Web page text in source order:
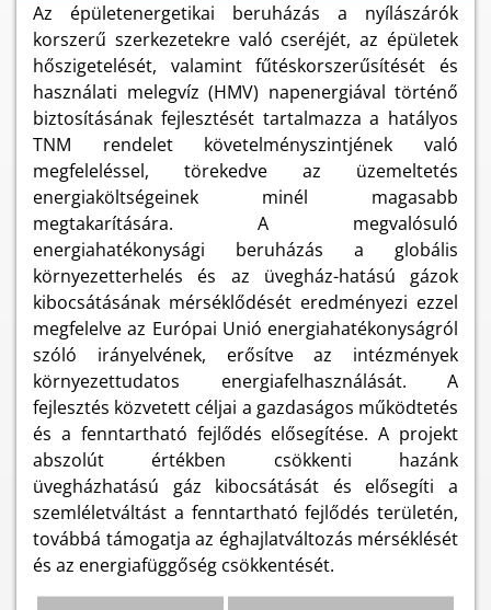
Az épületenergetikai beruházás a nyílászárók
korszerű szerkezetekre való cseréjét, az épületek
hőszigetelését, valamint fűtéskorszerűsítését és
használati melegvíz (HMV) napenergiával történő
biztosításának fejlesztését tartalmazza a hatályos
TNM rendelet követelményszintjének való
megfeleléssel, törekedve az üzemeltetés
energiaköltségeinek minél magasabb
megtakarítására. A megvalósuló
energiahatékonysági beruházás a globális
környezetterhelés és az üvegház-hatású gázok
kibocsátásának mérséklődését eredményezi ezzel
megfelelve az Európai Unió energiahatékonyságról
szóló irányelvének, erősítve az intézmények
környezettudatos energiafelhasználását. A
fejlesztés közvetett céljai a gazdaságos működtetés
és a fenntartható fejlődés elősegítése. A projekt
abszolút értékben csökkenti hazánk
üvegházhatású gáz kibocsátását és elősegíti a
szemléletváltást a fenntartható fejlődés területén,
továbbá támogatja az éghajlatváltozás mérséklését
és az energiafüggőség csökkentését.